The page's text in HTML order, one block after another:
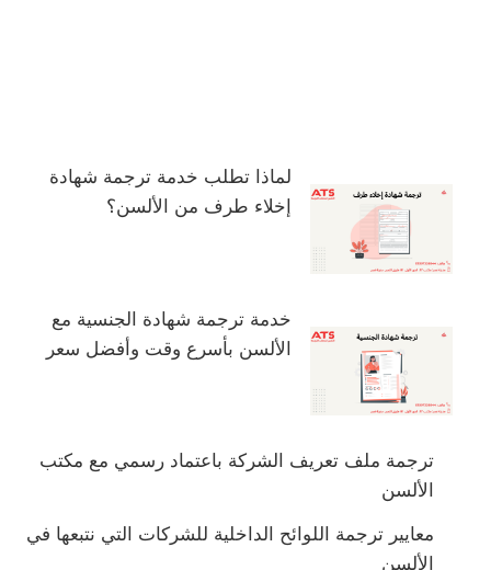
لماذا تطلب خدمة ترجمة شهادة
إخلاء طرف من الألسن؟
خدمة ترجمة شهادة الجنسية مع
الألسن بأسرع وقت وأفضل سعر
ترجمة ملف تعريف الشركة باعتماد رسمي مع مكتب
الألسن
معايير ترجمة اللوائح الداخلية للشركات التي نتبعها في
الألسن